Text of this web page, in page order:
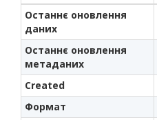
Останнє оновлення
даних
Останнє оновлення
метаданих
Created
Формат